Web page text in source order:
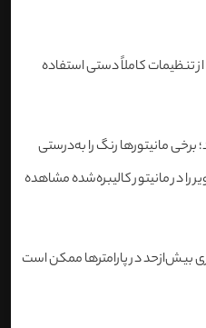
تنظیمات کاملاً دستی استفاده
برخی مانیتورها رنگ را به‌درستی
در مانیتور کالیبره‌شده مشاهده
بیش‌ازحد در پارامترها ممکن است